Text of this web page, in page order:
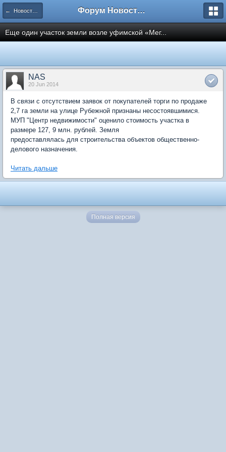
← Новости рынка недвижимости Форум Новостройки
Еще один участок земли возле уфимской «Мег...
NAS
20 Jun 2014
В связи с отсутствием заявок от покупателей торги по продаже
2,7 га земли на улице Рубежной признаны несостоявшимися.
МУП "Центр недвижимости" оценило стоимость участка в
размере 127, 9 млн. рублей. Земля
предоставлялась для строительства объектов общественно-
делового назначения.
Читать дальше
Полная версия